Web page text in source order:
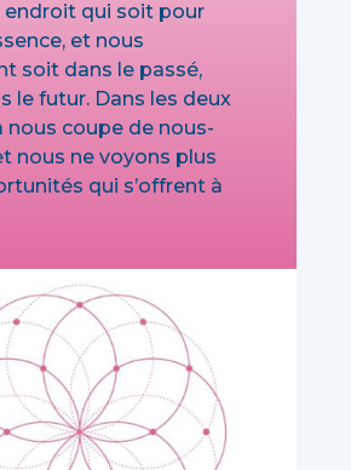
endroit qui soit pour
et nous
soit dans le passé,
le futur. Dans les deux
nous coupe de nous-
nous ne voyons plus
qui s’offrent à